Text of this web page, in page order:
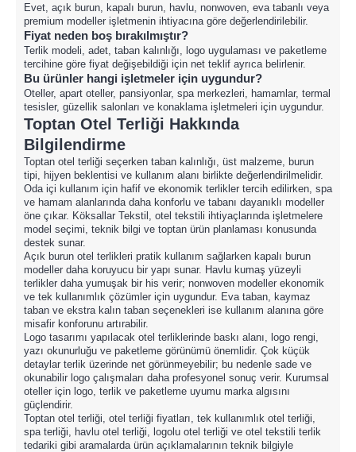
Evet, açık burun, kapalı burun, havlu, nonwoven, eva tabanlı veya
premium modeller işletmenin ihtiyacına göre değerlendirilebilir.
Fiyat neden boş bırakılmıştır?
Terlik modeli, adet, taban kalınlığı, logo uygulaması ve paketleme
tercihine göre fiyat değişebildiği için net teklif ayrıca belirlenir.
Bu ürünler hangi işletmeler için uygundur?
Oteller, apart oteller, pansiyonlar, spa merkezleri, hamamlar, termal
tesisler, güzellik salonları ve konaklama işletmeleri için uygundur.
Toptan Otel Terliği Hakkında
Bilgilendirme
Toptan otel terliği seçerken taban kalınlığı, üst malzeme, burun
tipi, hijyen beklentisi ve kullanım alanı birlikte değerlendirilmelidir.
Oda içi kullanım için hafif ve ekonomik terlikler tercih edilirken, spa
ve hamam alanlarında daha konforlu ve tabanı dayanıklı modeller
öne çıkar. Köksallar Tekstil, otel tekstili ihtiyaçlarında işletmelere
model seçimi, teknik bilgi ve toptan ürün planlaması konusunda
destek sunar.
Açık burun otel terlikleri pratik kullanım sağlarken kapalı burun
modeller daha koruyucu bir yapı sunar. Havlu kumaş yüzeyli
terlikler daha yumuşak bir his verir; nonwoven modeller ekonomik
ve tek kullanımlık çözümler için uygundur. Eva taban, kaymaz
taban ve ekstra kalın taban seçenekleri ise kullanım alanına göre
misafir konforunu artırabilir.
Logo tasarımı yapılacak otel terliklerinde baskı alanı, logo rengi,
yazı okunurluğu ve paketleme görünümü önemlidir. Çok küçük
detaylar terlik üzerinde net görünmeyebilir; bu nedenle sade ve
okunabilir logo çalışmaları daha profesyonel sonuç verir. Kurumsal
oteller için logo, terlik ve paketleme uyumu marka algısını
güçlendirir.
Toptan otel terliği, otel terliği fiyatları, tek kullanımlık otel terliği,
spa terliği, havlu otel terliği, logolu otel terliği ve otel tekstili terlik
tedariki gibi aramalarda ürün açıklamalarının teknik bilgiyle